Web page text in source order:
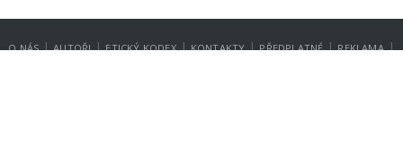
O NÁS | AUTOŘI | ETICKÝ KODEX | KONTAKTY | PŘEDPLATNÉ | REKLAMA |